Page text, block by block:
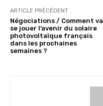
ARTICLE PRÉCÉDENT
Négociations / Comment va
se jouer l’avenir du solaire
photovoltaïque français
dans les prochaines
semaines ?